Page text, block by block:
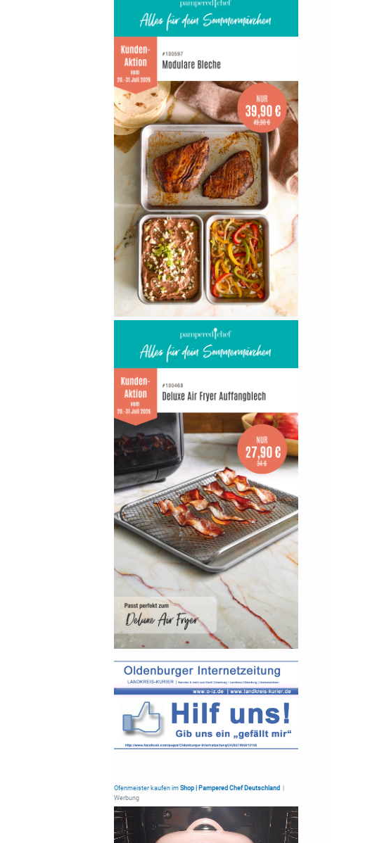
Ofenmeister kaufen im Shop | Pampered Chef Deutschland
Werbung